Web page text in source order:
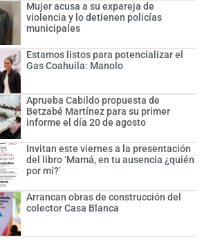
Mujer acusa a su expareja de
violencia y lo detienen policías
municipales
Estamos listos para potencializar el
Gas Coahuila: Manolo
Aprueba Cabildo propuesta de
Betzabé Martínez para su primer
informe el día 20 de agosto
Invitan este viernes a la presentación
del libro ‘Mamá, en tu ausencia ¿quién
por mí?’
Arrancan obras de construcción del
colector Casa Blanca